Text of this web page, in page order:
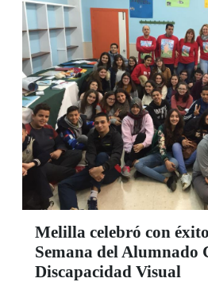
de la mujer en pie de
Melilla celebró con
Semana del Alumnado
Discapacidad Visual